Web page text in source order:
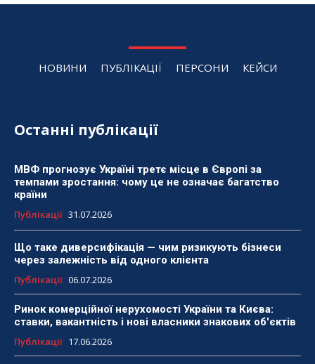
НОВИНИ ПУБЛІКАЦІЇ ПЕРСОНИ КЕЙСИ
Останні публікації
МВФ прогнозує Україні третє місце в Європі за
темпами зростання: чому це не означає багатство
країни
Публікації 31.07.2026
Що таке диверсифікація — чим ризикують бізнеси
через залежність від одного клієнта
Публікації 06.07.2026
Ринок комерційної нерухомості України та Києва:
ставки, вакантність і нові власники знакових об'єктів
Публікації 17.06.2026